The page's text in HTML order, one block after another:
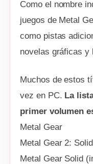
Como el nombre
juegos de Metal
como pistas
novelas gráficas y
Muchos de estos
vez en PC. La
primer volumen
Metal Gear
Metal Gear 2:
Metal Gear Solid